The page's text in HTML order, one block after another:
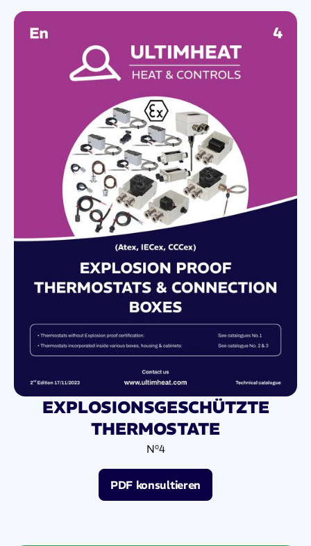
EXPLOSIONSGESCHÜTZTE
THERMOSTATE
Nº4
PDF konsultieren